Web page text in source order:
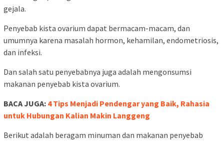
gejala.
Penyebab kista ovarium dapat bermacam-macam, dan
umumnya karena masalah hormon, kehamilan, endometriosis,
dan infeksi.
Dan salah satu penyebabnya juga adalah mengonsumsi
makanan penyebab kista ovarium.
BACA JUGA: 4 Tips Menjadi Pendengar yang Baik, Rahasia
untuk Hubungan Kalian Makin Langgeng
Berikut adalah beragam minuman dan makanan penyebab